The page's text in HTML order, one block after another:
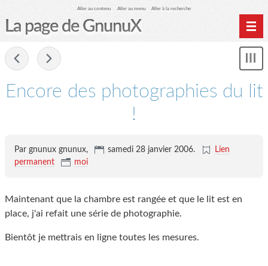
Aller au contenu Aller au menu Aller à la recherche
La page de GnunuX
Encore des photographies du lit
!
Par gnunux gnunux, samedi 28 janvier 2006.
Lien
permanent
moi
Maintenant que la chambre est rangée et que le lit est en
place, j'ai refait une série de photographie.
Bientôt je mettrais en ligne toutes les mesures.